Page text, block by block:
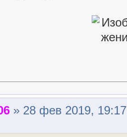
» 28 фев 2019, 19:17